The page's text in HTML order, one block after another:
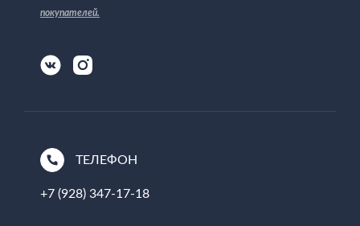
покупателей.
ТЕЛЕФОН
+7 (928) 347-17-18